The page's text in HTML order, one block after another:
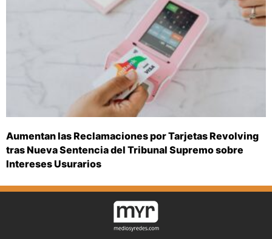
Aumentan las Reclamaciones por Tarjetas Revolving
tras Nueva Sentencia del Tribunal Supremo sobre
Intereses Usurarios